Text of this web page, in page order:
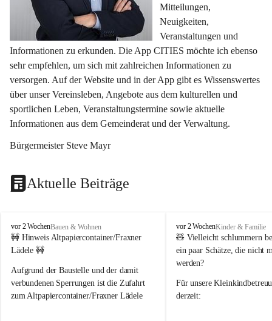
Mitteilungen,
Neuigkeiten,
Veranstaltungen und
Informationen zu erkunden. Die App CITIES möchte ich ebenso
sehr empfehlen, um sich mit zahlreichen Informationen zu
versorgen. Auf der Website und in der App gibt es Wissenswertes
über unser Vereinsleben, Angebote aus dem kulturellen und
sportlichen Leben, Veranstaltungstermine sowie aktuelle
Informationen aus dem Gemeinderat und der Verwaltung.
Bürgermeister Steve Mayr
Aktuelle Beiträge
F
r
a
e
r
n
vor 2 WochenBauen & Wohnen
🚧 Hinweis Altpapiercontainer/Fraxner
Lädele 🚧
Aufgrund der Baustelle und der damit
verbundenen Sperrungen ist die Zufahrt
zum Altpapiercontainer/Fraxner Lädele
F
r
a
x
r
n
vor 2 WochenKinder & Familie
🧸 Vielleicht schlummern
ein paar Schätze, die nicht
werden?
Für unsere
derzeit: